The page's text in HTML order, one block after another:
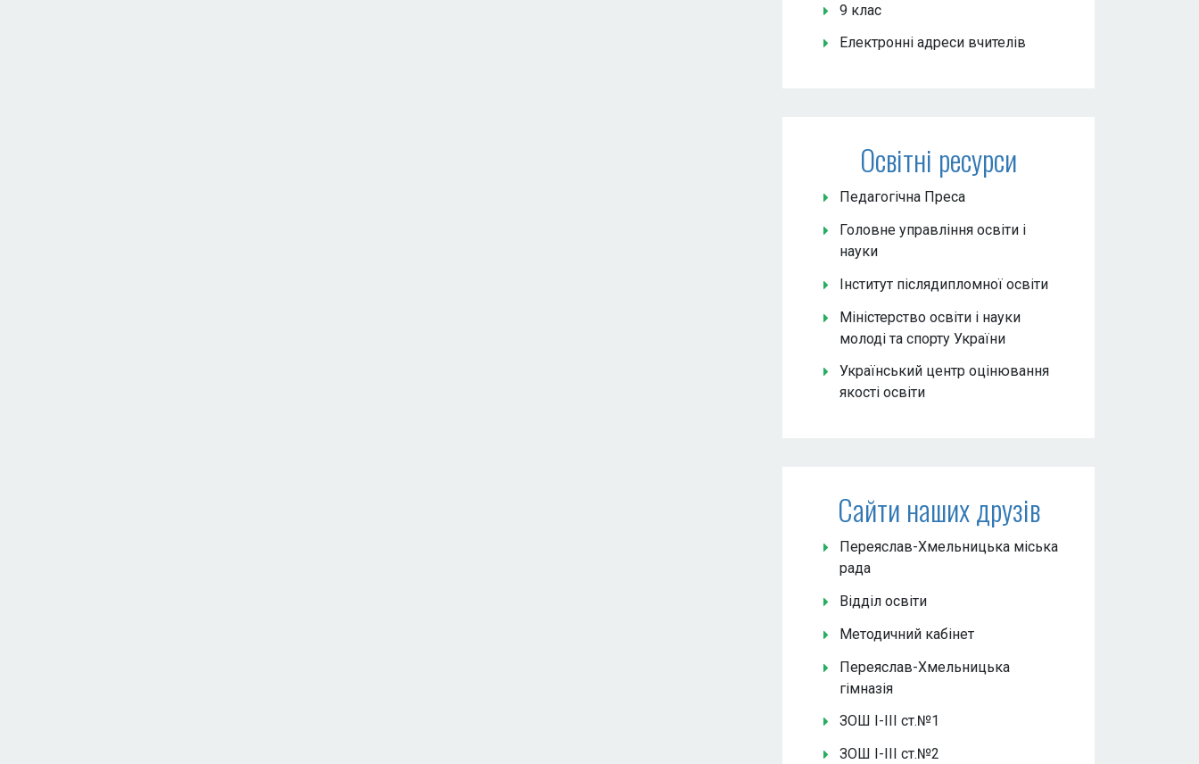
9 клас
Електронні адреси вчителів
Освітні ресурси
Педагогічна Преса
Головне управління освіти і
науки
Інститут післядипломної освіти
Міністерство освіти і науки
молоді та спорту України
Український центр оцінювання
якості освіти
Сайти наших друзів
Переяслав-Хмельницька міська
рада
Відділ освіти
Методичний кабінет
Переяслав-Хмельницька
гімназія
ЗОШ І-ІІІ ст.№1
ЗОШ І-ІІІ ст.№2